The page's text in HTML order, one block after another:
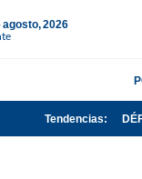
agosto, 2026
Tendencias: